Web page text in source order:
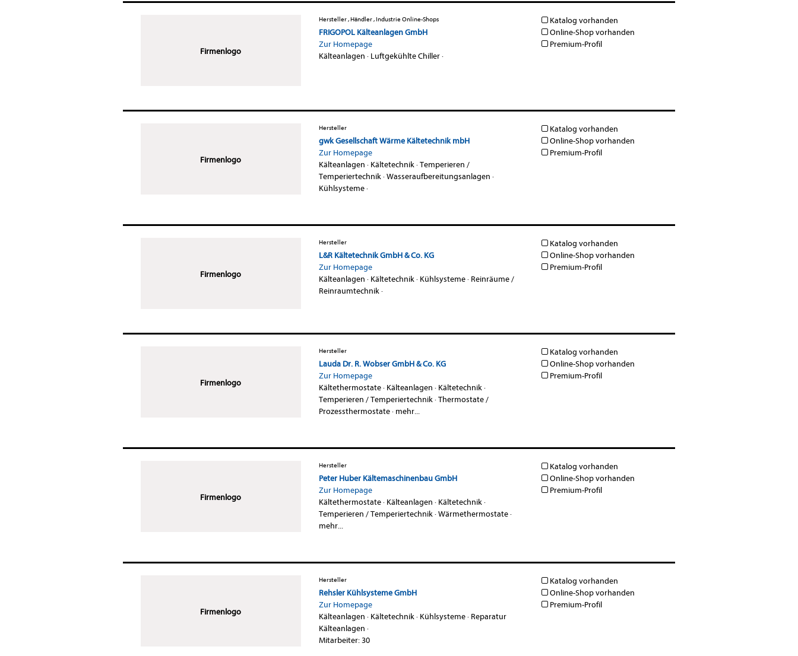
Firmenlogo
Hersteller , Händler , Industrie Online-Shops
FRIGOPOL Kälteanlagen GmbH
Zur Homepage
Kälteanlagen · Luftgekühlte Chiller·
Katalog vorhanden
Online-Shop vorhanden
Premium-Profil
Firmenlogo
Hersteller
gwk Gesellschaft Wärme Kältetechnik mbH
Zur Homepage
Kälteanlagen · Kältetechnik·Temperieren /
Temperiertechnik·Wasseraufbereitungsanlagen ·
Kühlsysteme·
Katalog vorhanden
Online-Shop vorhanden
Premium-Profil
Firmenlogo
Hersteller
L&R Kältetechnik GmbH & Co. KG
Zur Homepage
Kälteanlagen · Kältetechnik· Kühlsysteme· Reinräume /
Reinraumtechnik·
Katalog vorhanden
Online-Shop vorhanden
Premium-Profil
Firmenlogo
Hersteller
Lauda Dr. R. Wobser GmbH & Co. KG
Zur Homepage
Kältethermostate· Kälteanlagen · Kältetechnik·
Temperieren / Temperiertechnik·Thermostate /
Prozessthermostate· mehr...
Katalog vorhanden
Online-Shop vorhanden
Premium-Profil
Firmenlogo
Hersteller
Peter Huber Kältemaschinenbau GmbH
Zur Homepage
Kältethermostate· Kälteanlagen · Kältetechnik·
Temperieren / Temperiertechnik·Wärmethermostate·
mehr...
Katalog vorhanden
Online-Shop vorhanden
Premium-Profil
Firmenlogo
Hersteller
Rehsler Kühlsysteme GmbH
Zur Homepage
Kälteanlagen · Kältetechnik· Kühlsysteme· Reparatur
Kälteanlagen ·
Mitarbeiter: 30
Katalog vorhanden
Online-Shop vorhanden
Premium-Profil